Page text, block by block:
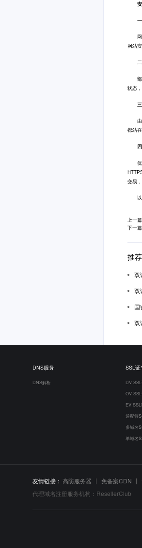
安
一
网站
网站
部署
状态
三
由于
都站
四
优质
交易
以上
上一
下一
推
双
双
国
双
DNS服务
DNS解析
SSL证
DV
OV
EV SSL
通配符
多域名
单域名
友情链接： 高防服务器 免备案CDN
代理域名注册服务机构：ResellerClub